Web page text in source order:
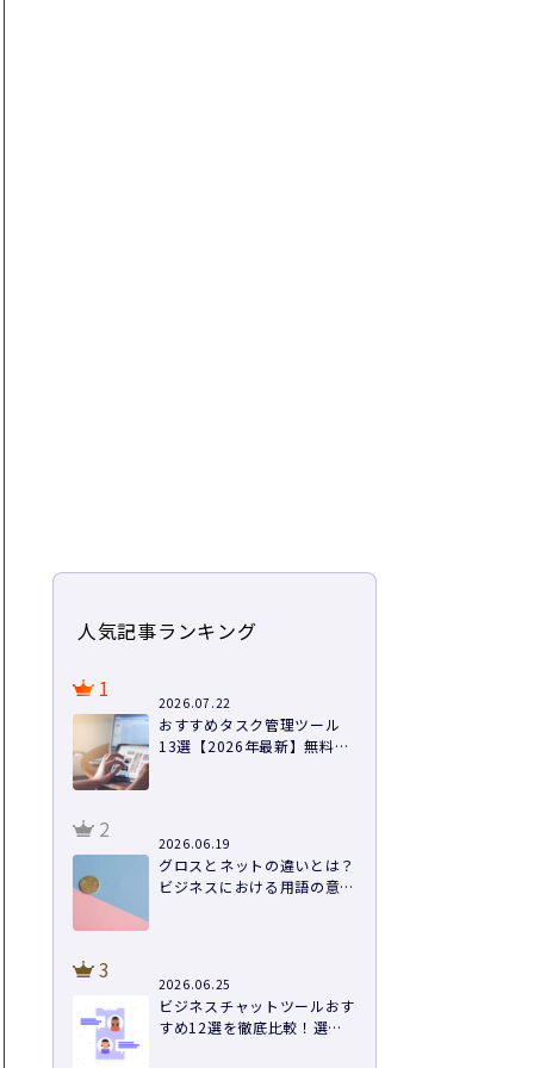
人気記事ランキング
1
2026.07.22
おすすめタスク管理ツール
13選【2026年最新】無料あ
2
2026.06.19
グロスとネットの違いとは？
ビジネスにおける用語の意味
3
2026.06.25
ビジネスチャットツールおす
すめ12選を徹底比較！選び